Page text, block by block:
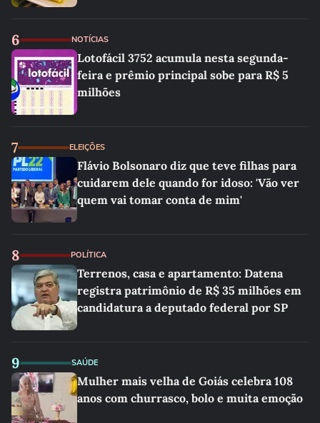
6 NOTÍCIAS
Lotofácil 3752 acumula nesta segunda-
feira e prêmio principal sobe para R$ 5
milhões
7 ELEIÇÕES
Flávio Bolsonaro diz que teve filhas para
cuidarem dele quando for idoso: 'Vão ver
quem vai tomar conta de mim'
8 POLÍTICA
Terrenos, casa e apartamento: Datena
registra patrimônio de R$ 35 milhões em
candidatura a deputado federal por SP
9 SAÚDE
Mulher mais velha de Goiás celebra 108
anos com churrasco, bolo e muita emoção